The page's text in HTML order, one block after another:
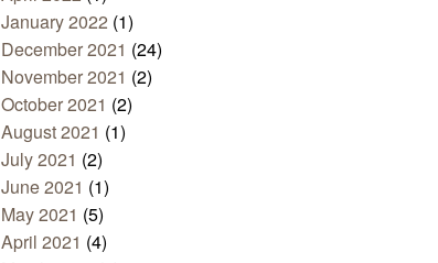
January 2022 (1)
December 2021 (24)
November 2021 (2)
October 2021 (2)
August 2021 (1)
July 2021 (2)
June 2021 (1)
May 2021 (5)
April 2021 (4)